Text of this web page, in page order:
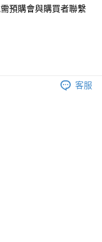
預購會與購買者聯繫
客服